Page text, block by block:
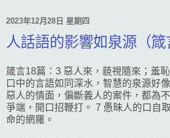
2023年12月28日 星期四
人話語的影響如泉源（箴
箴言18篇：3 惡人來，藐視隨來；羞
口中的言語如同深水，智慧的泉源好
惡人的情面，偏斷義人的案件，都為
爭端，開口招鞭打。 7 愚昧人的口自
命的網羅。